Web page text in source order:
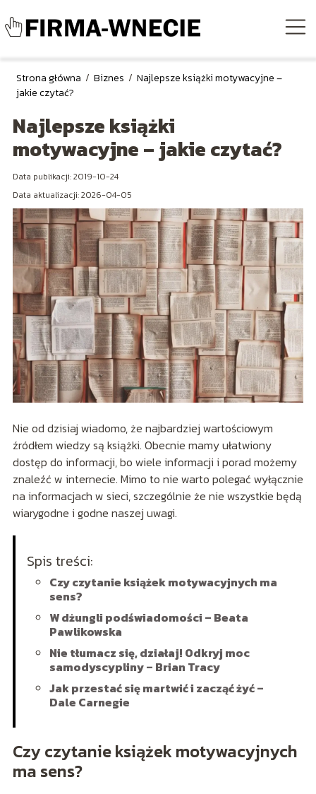
Strona główna / Biznes / Najlepsze książki motywacyjne –
jakie czytać?
Najlepsze książki
motywacyjne – jakie czytać?
Data publikacji: 2019-10-24
Data aktualizacji: 2026-04-05
Nie od dzisiaj wiadomo, że najbardziej wartościowym
źródłem wiedzy są książki. Obecnie mamy ułatwiony
dostęp do informacji, bo wiele informacji i porad możemy
znaleźć w internecie. Mimo to nie warto polegać wyłącznie
na informacjach w sieci, szczególnie że nie wszystkie będą
wiarygodne i godne naszej uwagi.
Spis treści:
Czy czytanie książek motywacyjnych ma
sens?
W dżungli podświadomości – Beata
Pawlikowska
Nie tłumacz się, działaj! Odkryj moc
samodyscypliny – Brian Tracy
Jak przestać się martwić i zacząć żyć –
Dale Carnegie
Czy czytanie książek motywacyjnych
ma sens?